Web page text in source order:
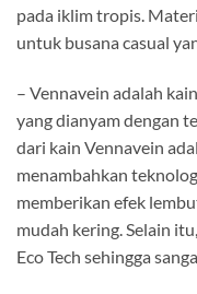
pada iklim tropis.
untuk busana casual
– Vennavein adalah
yang dianyam dengan
dari kain Vennavein
menambahkan
memberikan efek
mudah kering. Selain
Eco Tech sehingga